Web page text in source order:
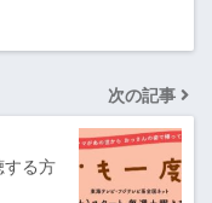
次の記事
する方